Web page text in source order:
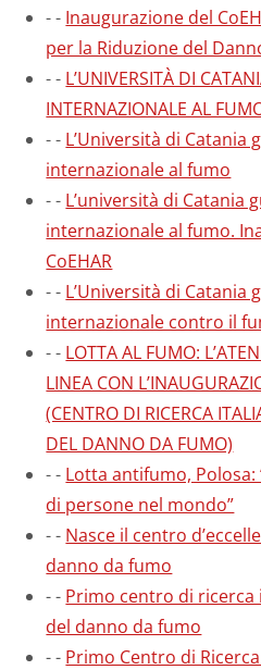
-- Inaugurazione del
per la Riduzione del
-- L’UNIVERSITÀ DI
INTERNAZIONALE AL
-- L’Università di Catania
internazionale al fumo
-- L’università di Catania
internazionale al fumo.
CoEHAR
-- L’Università di Catania
internazionale contro il
-- LOTTA AL FUMO:
LINEA CON
(CENTRO DI RICERCA
DEL DANNO DA FUMO)
-- Lotta antifumo, Polosa:
di persone nel mondo”
-- Nasce il centro
danno da fumo
-- Primo centro di
del danno da fumo
-- Primo Centro di